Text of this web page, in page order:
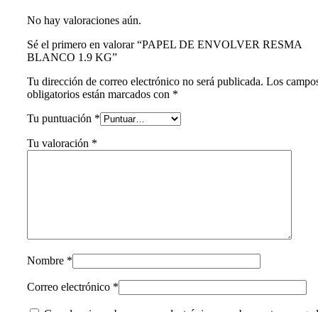
No hay valoraciones aún.
Sé el primero en valorar “PAPEL DE ENVOLVER RESMA
BLANCO 1.9 KG”
Tu dirección de correo electrónico no será publicada. Los
obligatorios están marcados con *
Tu puntuación *
Tu valoración *
Nombre *
Correo electrónico *